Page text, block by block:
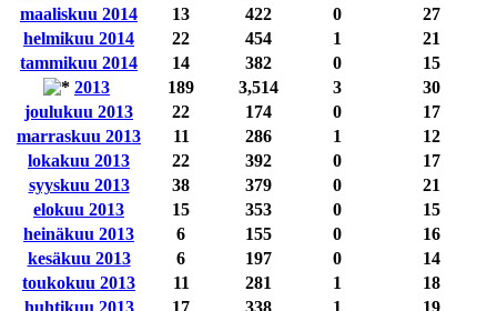
maaliskuu 2014
13 422 0
27
helmikuu 2014
22 454 1
21
tammikuu 2014
14 382 0
15
2013
189 3,514 3
30
joulukuu 2013
22 174 0
17
marraskuu 2013
11 286 1
12
lokakuu 2013
22 392 0
17
syyskuu 2013
38 379 0
21
elokuu 2013
15 353 0
15
heinäkuu 2013
6 155 0
16
kesäkuu 2013
6 197 0
14
toukokuu 2013
11 281 1
18
huhtikuu 2013
17 338 1
19